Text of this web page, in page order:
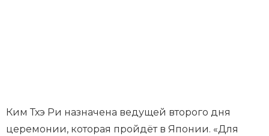
Ким Тхэ Ри назначена ведущей второго дня
церемонии, которая пройдёт в Японии. «Для